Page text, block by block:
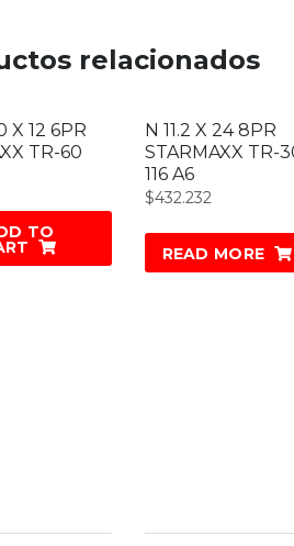
relacionados
X 12 6PR
TR-60
TO
N 11.2 X 24 8PR
STARMAXX TR-
116 A6
$432.232
READ MORE